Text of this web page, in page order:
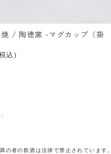
焼 / 陶徳窯 -マグカップ（掛
込)
>
の者の飲酒は法律で禁止されています。